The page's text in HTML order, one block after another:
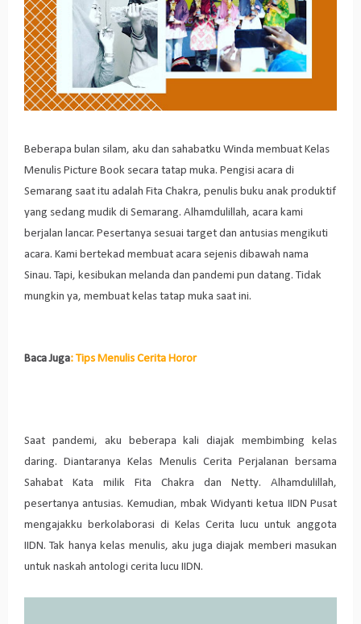
Beberapa bulan silam, aku dan sahabatku Winda membuat Kelas
Menulis Picture Book secara tatap muka. Pengisi acara di
Semarang saat itu adalah Fita Chakra, penulis buku anak produktif
yang sedang mudik di Semarang. Alhamdulillah, acara kami
berjalan lancar. Pesertanya sesuai target dan antusias mengikuti
acara. Kami bertekad membuat acara sejenis dibawah nama
Sinau. Tapi, kesibukan melanda dan pandemi pun datang. Tidak
mungkin ya, membuat kelas tatap muka saat ini.
Baca Juga: Tips Menulis Cerita Horor
Saat pandemi, aku beberapa kali diajak membimbing kelas
daring. Diantaranya Kelas Menulis Cerita Perjalanan bersama
Sahabat Kata milik Fita Chakra dan Netty. Alhamdulillah,
pesertanya antusias. Kemudian, mbak Widyanti ketua IIDN Pusat
mengajakku berkolaborasi di Kelas Cerita lucu untuk anggota
IIDN. Tak hanya kelas menulis, aku juga diajak memberi masukan
untuk naskah antologi cerita lucu IIDN.